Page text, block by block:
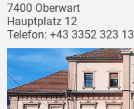
7400 Oberwart
Hauptplatz 12
Telefon: +43 3352 323 13